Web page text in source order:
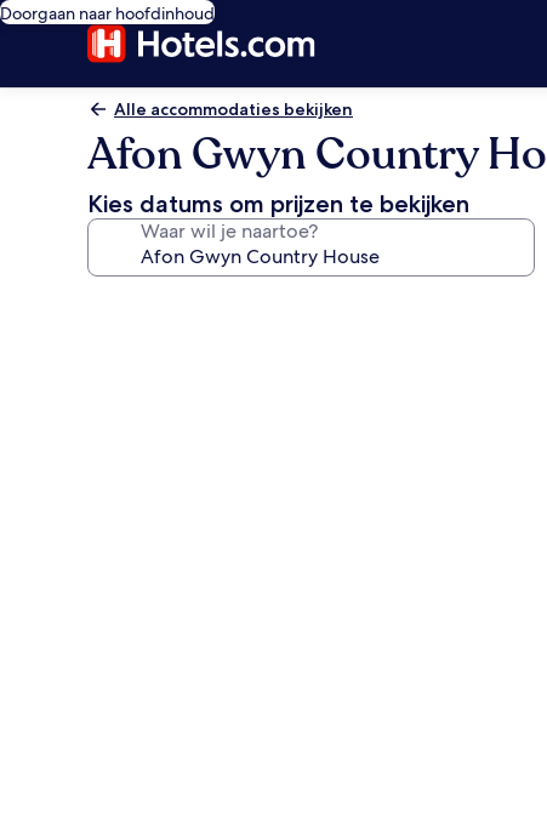
Doorgaan naar hoofdinhoud
Alle accommodaties bekijken
Afon Gwyn Country
Kies datums om prijzen te bekijken
Waar wil je naartoe?